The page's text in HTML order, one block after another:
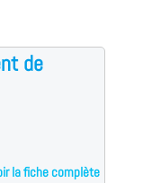
de
la fiche complète